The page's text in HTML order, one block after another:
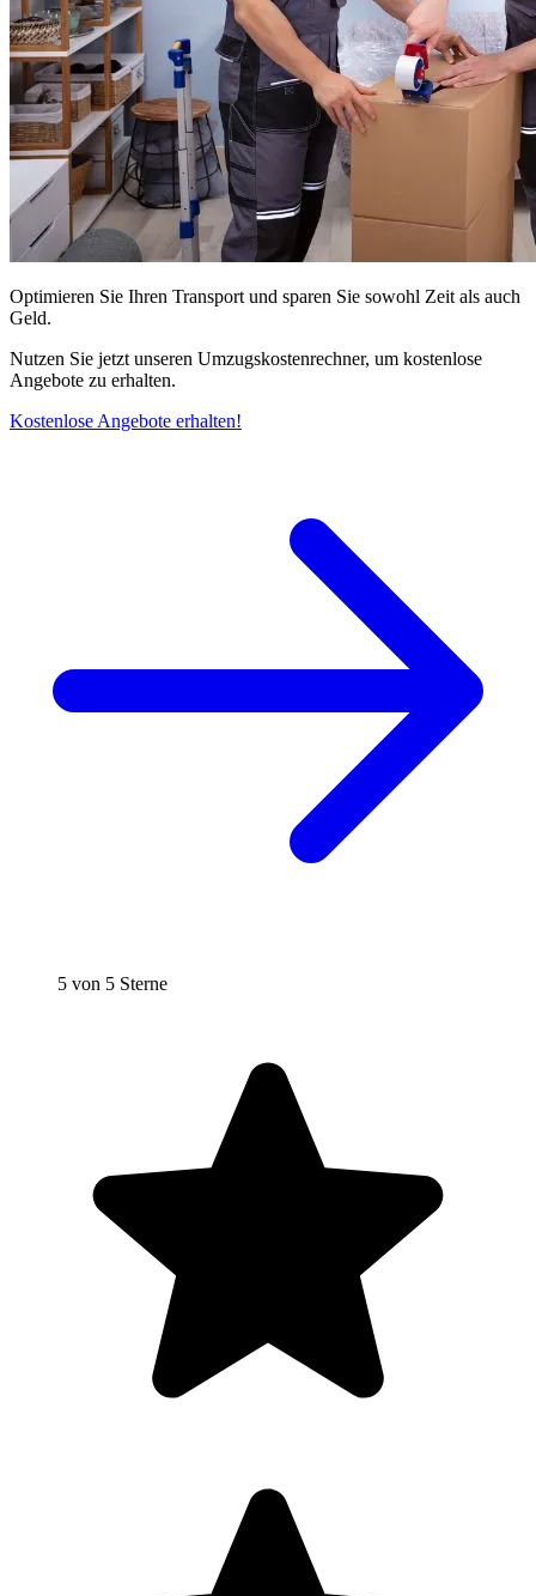
Optimieren Sie Ihren Transport und sparen Sie sowohl Zeit als auch
Geld.
Nutzen Sie jetzt unseren Umzugskostenrechner, um kostenlose
Angebote zu erhalten.
Kostenlose Angebote erhalten!
5 von 5 Sterne